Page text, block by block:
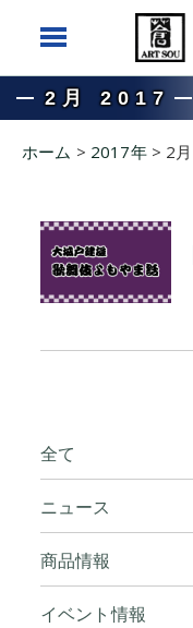
2月 2017
ホーム > 2017年> 2月
全て
ニュース
商品情報
イベント情報